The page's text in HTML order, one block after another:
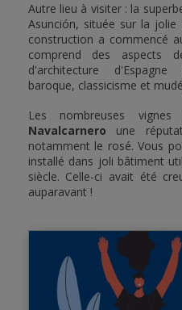
Autre lieu à visiter : la
Asunción, située sur la jolie
construction a commencé
comprend des aspects
d'architecture
baroque, classicisme et
Les nombreuses
Navalcarnero une
notamment le rosé. Vous
installé dans joli bâtiment
siècle. Celle-ci avait été
auparavant !